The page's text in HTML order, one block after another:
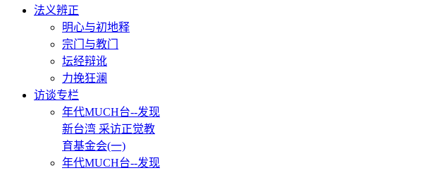
法义辨正
明心与初地释
宗门与教门
坛经辩讹
力挽狂澜
访谈专栏
年代MUCH台--发现
新台湾 采访正觉教
育基金会(一)
年代MUCH台--发现